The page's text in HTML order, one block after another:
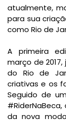
atualmente,
para sua
como Rio de
A primeira
março de
do Rio de
criativas e os
Seguido de
da nova